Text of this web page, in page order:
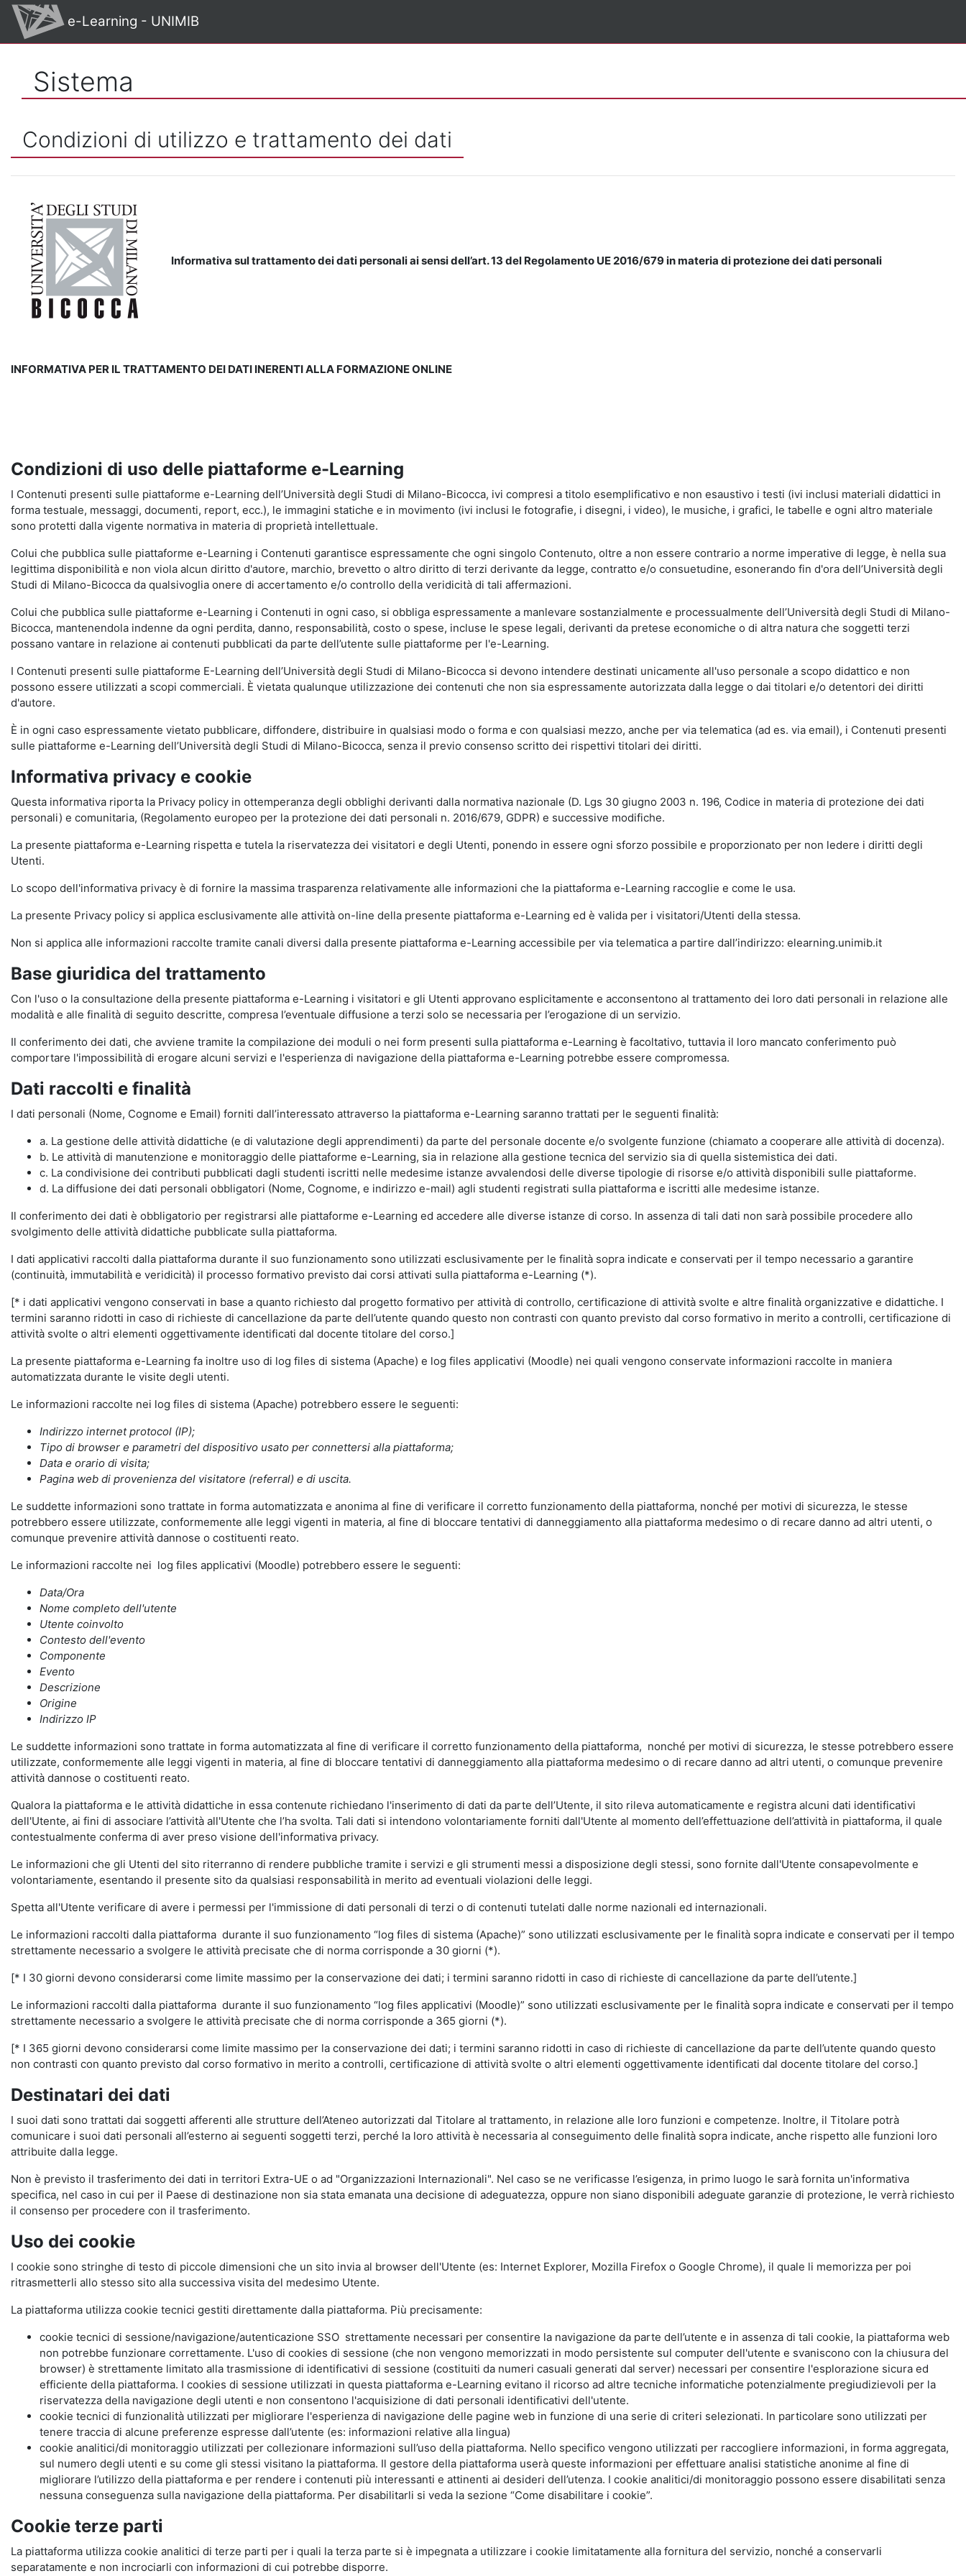
Vai al contenuto principale
e-Learning - UNIMIB
Sistema
Condizioni di utilizzo e trattamento dei dati
Informativa sul trattamento dei dati personali ai sensi dell’art. 13 del Regolamento UE 2016/679 in materia di protezione dei dati personali
INFORMATIVA PER IL TRATTAMENTO DEI DATI INERENTI ALLA FORMAZIONE ONLINE
Condizioni di uso delle piattaforme e-Learning
I Contenuti presenti sulle piattaforme e-Learning dell’Università degli Studi di Milano-Bicocca, ivi compresi a titolo esemplificativo e non esaustivo i testi (ivi inclusi materiali didattici in
forma testuale, messaggi, documenti, report, ecc.), le immagini statiche e in movimento (ivi inclusi le fotografie, i disegni, i video), le musiche, i grafici, le tabelle e ogni altro materiale
sono protetti dalla vigente normativa in materia di proprietà intellettuale.
Colui che pubblica sulle piattaforme e-Learning i Contenuti garantisce espressamente che ogni singolo Contenuto, oltre a non essere contrario a norme imperative di legge, è nella sua
legittima disponibilità e non viola alcun diritto d'autore, marchio, brevetto o altro diritto di terzi derivante da legge, contratto e/o consuetudine, esonerando fin d'ora dell’Università degli
Studi di Milano-Bicocca da qualsivoglia onere di accertamento e/o controllo della veridicità di tali affermazioni.
Colui che pubblica sulle piattaforme e-Learning i Contenuti in ogni caso, si obbliga espressamente a manlevare sostanzialmente e processualmente dell’Università degli Studi di Milano-
Bicocca, mantenendola indenne da ogni perdita, danno, responsabilità, costo o spese, incluse le spese legali, derivanti da pretese economiche o di altra natura che soggetti terzi
possano vantare in relazione ai contenuti pubblicati da parte dell’utente sulle piattaforme per l'e-Learning.
I Contenuti presenti sulle piattaforme E-Learning dell’Università degli Studi di Milano-Bicocca si devono intendere destinati unicamente all'uso personale a scopo didattico e non
possono essere utilizzati a scopi commerciali. È vietata qualunque utilizzazione dei contenuti che non sia espressamente autorizzata dalla legge o dai titolari e/o detentori dei diritti
d'autore.
È in ogni caso espressamente vietato pubblicare, diffondere, distribuire in qualsiasi modo o forma e con qualsiasi mezzo, anche per via telematica (ad es. via email), i Contenuti presenti
sulle piattaforme e-Learning dell’Università degli Studi di Milano-Bicocca, senza il previo consenso scritto dei rispettivi titolari dei diritti.
Informativa privacy e cookie
Questa informativa riporta la Privacy policy in ottemperanza degli obblighi derivanti dalla normativa nazionale (D. Lgs 30 giugno 2003 n. 196, Codice in materia di protezione dei dati
personali) e comunitaria, (Regolamento europeo per la protezione dei dati personali n. 2016/679, GDPR) e successive modifiche.
La presente piattaforma e-Learning rispetta e tutela la riservatezza dei visitatori e degli Utenti, ponendo in essere ogni sforzo possibile e proporzionato per non ledere i diritti degli
Utenti.
Lo scopo dell'informativa privacy è di fornire la massima trasparenza relativamente alle informazioni che la piattaforma e-Learning raccoglie e come le usa.
La presente Privacy policy si applica esclusivamente alle attività on-line della presente piattaforma e-Learning ed è valida per i visitatori/Utenti della stessa.
Non si applica alle informazioni raccolte tramite canali diversi dalla presente piattaforma e-Learning accessibile per via telematica a partire dall’indirizzo: elearning.unimib.it
Base giuridica del trattamento
Con l'uso o la consultazione della presente piattaforma e-Learning i visitatori e gli Utenti approvano esplicitamente e acconsentono al trattamento dei loro dati personali in relazione alle
modalità e alle finalità di seguito descritte, compresa l’eventuale diffusione a terzi solo se necessaria per l’erogazione di un servizio.
Il conferimento dei dati, che avviene tramite la compilazione dei moduli o nei form presenti sulla piattaforma e-Learning è facoltativo, tuttavia il loro mancato conferimento può
comportare l'impossibilità di erogare alcuni servizi e l'esperienza di navigazione della piattaforma e-Learning potrebbe essere compromessa.
Dati raccolti e finalità
I dati personali (Nome, Cognome e Email) forniti dall’interessato attraverso la piattaforma e-Learning saranno trattati per le seguenti finalità:
a. La gestione delle attività didattiche (e di valutazione degli apprendimenti) da parte del personale docente e/o svolgente funzione (chiamato a cooperare alle attività di docenza).
b. Le attività di manutenzione e monitoraggio delle piattaforme e-Learning, sia in relazione alla gestione tecnica del servizio sia di quella sistemistica dei dati.
c. La condivisione dei contributi pubblicati dagli studenti iscritti nelle medesime istanze avvalendosi delle diverse tipologie di risorse e/o attività disponibili sulle piattaforme.
d. La diffusione dei dati personali obbligatori (Nome, Cognome, e indirizzo e-mail) agli studenti registrati sulla piattaforma e iscritti alle medesime istanze.
Il conferimento dei dati è obbligatorio per registrarsi alle piattaforme e-Learning ed accedere alle diverse istanze di corso. In assenza di tali dati non sarà possibile procedere allo
svolgimento delle attività didattiche pubblicate sulla piattaforma.
I dati applicativi raccolti dalla piattaforma durante il suo funzionamento sono utilizzati esclusivamente per le finalità sopra indicate e conservati per il tempo necessario a garantire
(continuità, immutabilità e veridicità) il processo formativo previsto dai corsi attivati sulla piattaforma e-Learning (*).
[* i dati applicativi vengono conservati in base a quanto richiesto dal progetto formativo per attività di controllo, certificazione di attività svolte e altre finalità organizzative e didattiche. I
termini saranno ridotti in caso di richieste di cancellazione da parte dell’utente quando questo non contrasti con quanto previsto dal corso formativo in merito a controlli, certificazione di
attività svolte o altri elementi oggettivamente identificati dal docente titolare del corso.]
La presente piattaforma e-Learning fa inoltre uso di log files di sistema (Apache) e log files applicativi (Moodle) nei quali vengono conservate informazioni raccolte in maniera
automatizzata durante le visite degli utenti.
Le informazioni raccolte nei log files di sistema (Apache) potrebbero essere le seguenti:
Indirizzo internet protocol (IP);
Tipo di browser e parametri del dispositivo usato per connettersi alla piattaforma;
Data e orario di visita;
Pagina web di provenienza del visitatore (referral) e di uscita.
Le suddette informazioni sono trattate in forma automatizzata e anonima al fine di verificare il corretto funzionamento della piattaforma, nonché per motivi di sicurezza, le stesse
potrebbero essere utilizzate, conformemente alle leggi vigenti in materia, al fine di bloccare tentativi di danneggiamento alla piattaforma medesimo o di recare danno ad altri utenti, o
comunque prevenire attività dannose o costituenti reato.
Le informazioni raccolte nei log files applicativi (Moodle) potrebbero essere le seguenti:
Data/Ora
Nome completo dell'utente
Utente coinvolto
Contesto dell'evento
Componente
Evento
Descrizione
Origine
Indirizzo IP
Le suddette informazioni sono trattate in forma automatizzata al fine di verificare il corretto funzionamento della piattaforma, nonché per motivi di sicurezza, le stesse potrebbero essere
utilizzate, conformemente alle leggi vigenti in materia, al fine di bloccare tentativi di danneggiamento alla piattaforma medesimo o di recare danno ad altri utenti, o comunque prevenire
attività dannose o costituenti reato.
Qualora la piattaforma e le attività didattiche in essa contenute richiedano l'inserimento di dati da parte dell’Utente, il sito rileva automaticamente e registra alcuni dati identificativi
dell'Utente, ai fini di associare l’attività all'Utente che l’ha svolta. Tali dati si intendono volontariamente forniti dall'Utente al momento dell’effettuazione dell’attività in piattaforma, il quale
contestualmente conferma di aver preso visione dell'informativa privacy.
Le informazioni che gli Utenti del sito riterranno di rendere pubbliche tramite i servizi e gli strumenti messi a disposizione degli stessi, sono fornite dall'Utente consapevolmente e
volontariamente, esentando il presente sito da qualsiasi responsabilità in merito ad eventuali violazioni delle leggi.
Spetta all'Utente verificare di avere i permessi per l'immissione di dati personali di terzi o di contenuti tutelati dalle norme nazionali ed internazionali.
Le informazioni raccolti dalla piattaforma durante il suo funzionamento “log files di sistema (Apache)” sono utilizzati esclusivamente per le finalità sopra indicate e conservati per il tempo
strettamente necessario a svolgere le attività precisate che di norma corrisponde a 30 giorni (*).
[* I 30 giorni devono considerarsi come limite massimo per la conservazione dei dati; i termini saranno ridotti in caso di richieste di cancellazione da parte dell’utente.]
Le informazioni raccolti dalla piattaforma durante il suo funzionamento “log files applicativi (Moodle)” sono utilizzati esclusivamente per le finalità sopra indicate e conservati per il tempo
strettamente necessario a svolgere le attività precisate che di norma corrisponde a 365 giorni (*).
[* I 365 giorni devono considerarsi come limite massimo per la conservazione dei dati; i termini saranno ridotti in caso di richieste di cancellazione da parte dell’utente quando questo
non contrasti con quanto previsto dal corso formativo in merito a controlli, certificazione di attività svolte o altri elementi oggettivamente identificati dal docente titolare del corso.]
Destinatari dei dati
I suoi dati sono trattati dai soggetti afferenti alle strutture dell’Ateneo autorizzati dal Titolare al trattamento, in relazione alle loro funzioni e competenze. Inoltre, il Titolare potrà
comunicare i suoi dati personali all’esterno ai seguenti soggetti terzi, perché la loro attività è necessaria al conseguimento delle finalità sopra indicate, anche rispetto alle funzioni loro
attribuite dalla legge.
Non è previsto il trasferimento dei dati in territori Extra-UE o ad "Organizzazioni Internazionali". Nel caso se ne verificasse l’esigenza, in primo luogo le sarà fornita un'informativa
specifica, nel caso in cui per il Paese di destinazione non sia stata emanata una decisione di adeguatezza, oppure non siano disponibili adeguate garanzie di protezione, le verrà richiesto
il consenso per procedere con il trasferimento.
Uso dei cookie
I cookie sono stringhe di testo di piccole dimensioni che un sito invia al browser dell'Utente (es: Internet Explorer, Mozilla Firefox o Google Chrome), il quale li memorizza per poi
ritrasmetterli allo stesso sito alla successiva visita del medesimo Utente.
La piattaforma utilizza cookie tecnici gestiti direttamente dalla piattaforma. Più precisamente:
cookie tecnici di sessione/navigazione/autenticazione SSO strettamente necessari per consentire la navigazione da parte dell’utente e in assenza di tali cookie, la piattaforma web
non potrebbe funzionare correttamente. L'uso di cookies di sessione (che non vengono memorizzati in modo persistente sul computer dell'utente e svaniscono con la chiusura del
browser) è strettamente limitato alla trasmissione di identificativi di sessione (costituiti da numeri casuali generati dal server) necessari per consentire l'esplorazione sicura ed
efficiente della piattaforma. I cookies di sessione utilizzati in questa piattaforma e-Learning evitano il ricorso ad altre tecniche informatiche potenzialmente pregiudizievoli per la
riservatezza della navigazione degli utenti e non consentono l'acquisizione di dati personali identificativi dell'utente.
cookie tecnici di funzionalità utilizzati per migliorare l'esperienza di navigazione delle pagine web in funzione di una serie di criteri selezionati. In particolare sono utilizzati per
tenere traccia di alcune preferenze espresse dall’utente (es: informazioni relative alla lingua)
cookie analitici/di monitoraggio utilizzati per collezionare informazioni sull’uso della piattaforma. Nello specifico vengono utilizzati per raccogliere informazioni, in forma aggregata,
sul numero degli utenti e su come gli stessi visitano la piattaforma. Il gestore della piattaforma userà queste informazioni per effettuare analisi statistiche anonime al fine di
migliorare l’utilizzo della piattaforma e per rendere i contenuti più interessanti e attinenti ai desideri dell’utenza. I cookie analitici/di monitoraggio possono essere disabilitati senza
nessuna conseguenza sulla navigazione della piattaforma. Per disabilitarli si veda la sezione “Come disabilitare i cookie”.
Cookie terze parti
La piattaforma utilizza cookie analitici di terze parti per i quali la terza parte si è impegnata a utilizzare i cookie limitatamente alla fornitura del servizio, nonché a conservarli
separatamente e non incrociarli con informazioni di cui potrebbe disporre.